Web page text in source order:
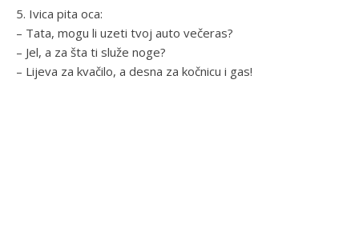
5. Ivica pita oca:
– Tata, mogu li uzeti tvoj auto večeras?
– Jel, a za šta ti služe noge?
– Lijeva za kvačilo, a desna za kočnicu i gas!